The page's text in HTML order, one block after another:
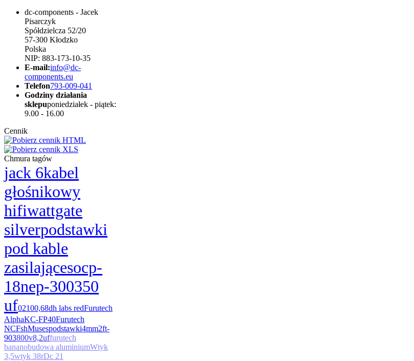
dc-components - Jacek
Pisarczyk
Spółdzielcza 52/20
57-300 Kłodzko
Polska
NIP: 883-173-10-35
E-mail:info@dc-
components.eu
Telefon793-009-041
Godziny działania
sklepuponiedziałek - piątek:
9.00 - 16.00
Cennik
Chmura tagów
jack 6kabel
głośnikowy
hifiwattgate
silverpodstawki
pod kable
zasilającesocp-
18nep-300350
uf02100,68dh labs redFurutech
AlphaKC-FP40Furutech
NCFshMusespodstawki4mm2ft-
903800v8,2uffurutech
bananobudowa aluminiumWtyk
3,5wtyk 38rDc 21